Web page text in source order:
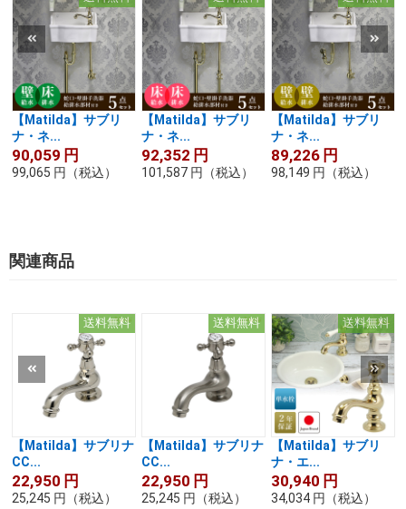
【Matilda】サブリ
ナ・ネ...
90,059 円
99,065 円 （税込）
【Matilda】サブリ
ナ・ネ...
92,352 円
101,587 円 （税込）
【Matilda】サブリ
ナ・ネ...
89,226 円
98,149 円 （税込）
関連商品
送料無料
【Matilda】サブリナ
CC...
22,950 円
25,245 円 （税込）
送料無料
【Matilda】サブリナ
CC...
22,950 円
25,245 円 （税込）
送料無料
【Matilda】サブリ
ナ・エ...
30,940 円
34,034 円 （税込）